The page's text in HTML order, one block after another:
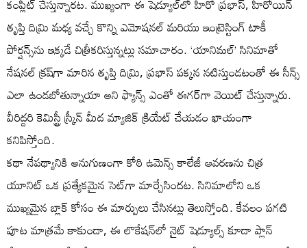
తృప్తి దిమ్రి మధ్య వచ్చే కొన్ని ఎమోషనల్ మరియు ఇంట్రెస్టింగ్ టాకీ
పోర్షన్స్‌ను ఇక్కడే చిత్రీకరిస్తున్నట్లు సమాచారం. ‘యానిమల్’ సినిమాతో
నేషనల్ క్రష్‌గా మారిన తృప్తి దిమ్రి, ప్రభాస్ పక్కన నటిస్తుండటంతో ఈ సీన్స్
ఎలా ఉండబోతున్నాయా అని ఫ్యాన్స్ ఎంతో ఈగర్‌గా వెయిట్ చేస్తున్నారు.
వీరిద్దరి కెమిస్ట్రీ స్క్రీన్ మీద మ్యాజిక్ క్రియేట్ చేయడం ఖాయంగా
కనిపిస్తోంది.
కథా నేపథ్యానికి అనుగుణంగా కోఠి ఉమెన్స్ కాలేజీ ఆవరణను చిత్ర
యూనిట్ ఒక ప్రత్యేకమైన సెట్‌గా మార్చేసిందట. సినిమాలోని ఒక
ముఖ్యమైన బ్లాక్ కోసం ఈ మార్పులు చేసినట్లు తెలుస్తోంది. కేవలం పగటి
పూట మాత్రమే కాకుండా, ఈ లొకేషన్‌లో నైట్ షెడ్యూల్స్ కూడా ప్లాన్